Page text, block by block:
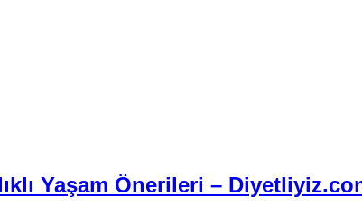
Yaşam Önerileri –